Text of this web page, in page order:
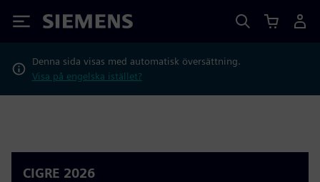
Siemens
Denna sida visas med automatisk översättning.
Visa på engelska istället?
CIGRE 2026